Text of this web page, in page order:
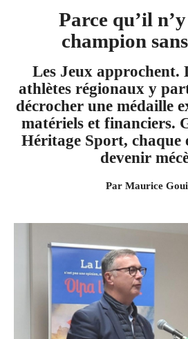
Parce qu’il
champion
Les Jeux approchent.
athlètes régionaux y
décrocher une médaille
matériels et financiers.
Héritage Sport, chaque
devenir
Par Maurice